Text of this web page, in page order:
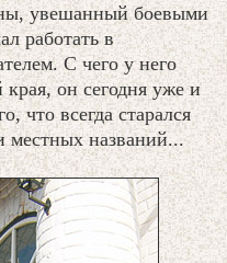
увешанный боевыми
работать в
С чего у него
края, он сегодня уже и
что всегда старался
местных названий...